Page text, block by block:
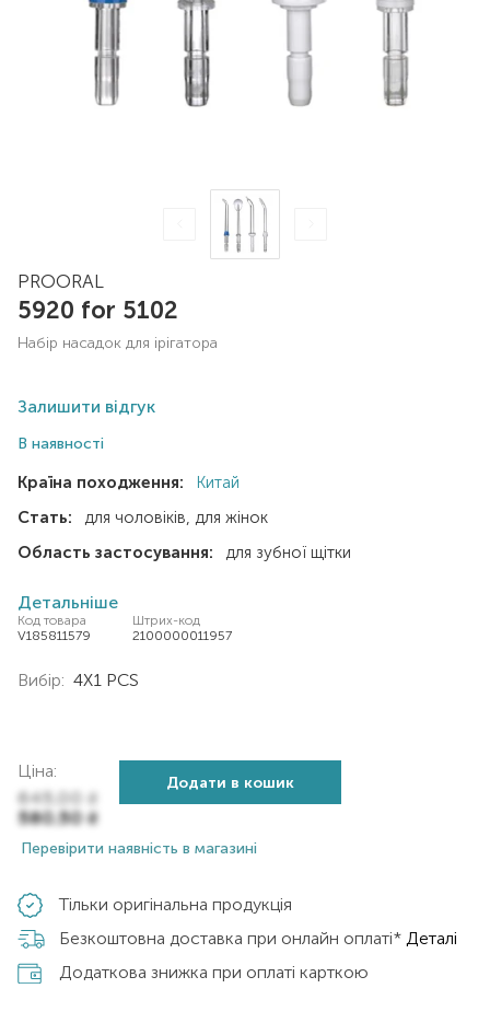
PROORAL
5920 for 5102
набір насадок для ірігатора
Залишити відгук
В наявності
Країна походження:
Китай
Стать:
для чоловіків для жінок
Область застосування:
для зубної щітки
Детальніше
Код товара
V185811579
Штрих-код
2100000011957
Вибір: 4X1 PCS
Ціна:
645,00
580,50₴
Додати в кошик
Перевірити наявність в магазині
Тільки оригінальна продукція
Безкоштовна доставка при онлайн оплаті* Деталі
Додаткова знижка при оплаті карткою